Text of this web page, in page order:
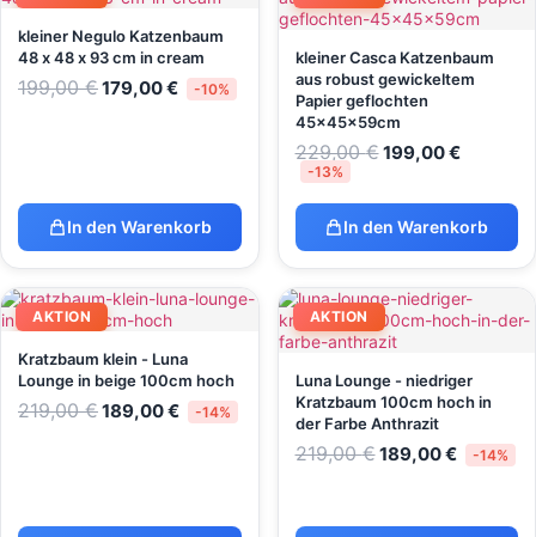
kleiner Negulo Katzenbaum
48 x 48 x 93 cm in cream
199,00€179,00€ -10%
In den Warenkorb
kleiner Casca Katzenbaum
aus robust gewickeltem
Papier geflochten
45x45x59cm
229,00€199,00€
-13%
In den Warenkorb
AKTION
Kratzbaum klein - Luna
Lounge in beige 100cm hoch
219,00€189,00€ -14%
AKTION
Luna Lounge - niedriger
Kratzbaum 100cm hoch in
der Farbe Anthrazit
219,00€189,00€ -14%